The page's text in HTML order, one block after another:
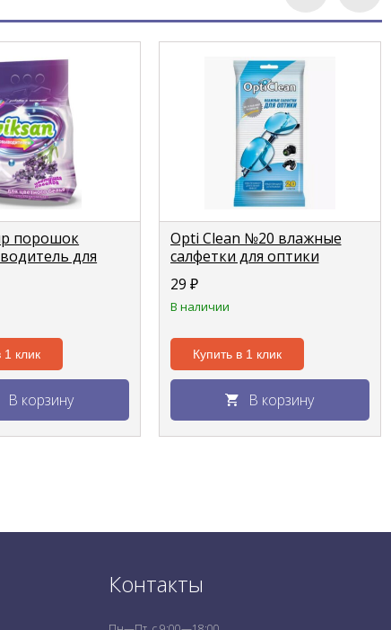
порошок
для
1 клик
В корзину
Opti Clean №20 влажные
салфетки для оптики
29 ₽
В наличии
Купить в 1 клик
В корзину
Контакты